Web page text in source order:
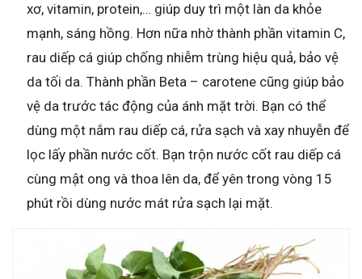
xơ, vitamin, protein,… giúp duy trì một làn da khỏe
mạnh, sáng hồng. Hơn nữa nhờ thành phần vitamin C,
rau diếp cá giúp chống nhiễm trùng hiệu quả, bảo vệ
da tối da. Thành phần Beta – carotene cũng giúp bảo
vệ da trước tác động của ánh mặt trời. Bạn có thể
dùng một nắm rau diếp cá, rửa sạch và xay nhuyễn để
lọc lấy phần nước cốt. Bạn trộn nước cốt rau diếp cá
cùng mật ong và thoa lên da, để yên trong vòng 15
phút rồi dùng nước mát rửa sạch lại mặt.